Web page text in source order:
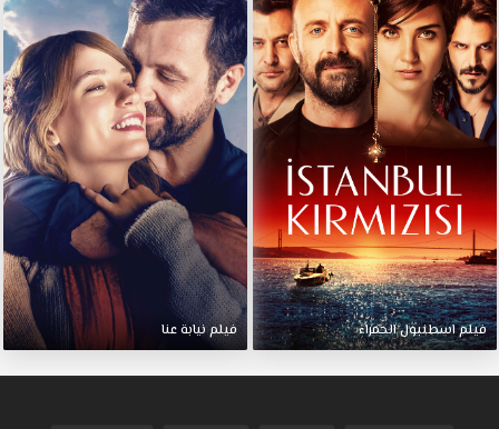
فيلم اسطنبول الحمراء فيلم نيابة عنا